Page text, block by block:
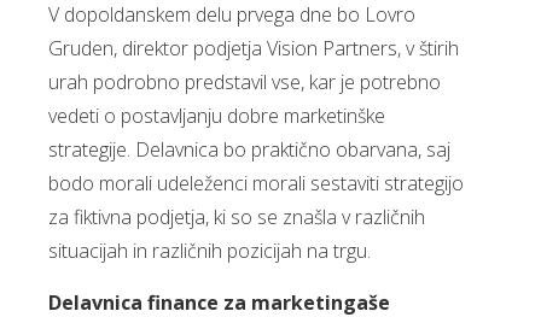
V dopoldanskem delu prvega dne bo Lovro
Gruden, direktor podjetja Vision Partners, v štirih
urah podrobno predstavil vse, kar je potrebno
vedeti o postavljanju dobre marketinške
strategije. Delavnica bo praktično obarvana, saj
bodo morali udeleženci morali sestaviti strategijo
za fiktivna podjetja, ki so se znašla v različnih
situacijah in različnih pozicijah na trgu.
Delavnica finance za marketingaše